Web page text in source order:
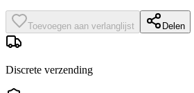
Toevoegen aan verlanglijst Delen
Discrete verzending